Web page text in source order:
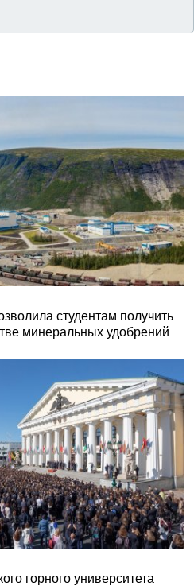
студентам получить
минеральных удобрений
горного университета